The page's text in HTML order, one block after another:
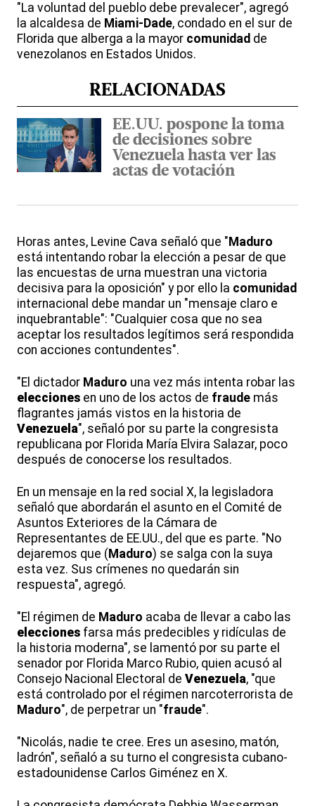
"La voluntad del pueblo debe prevalecer", agregó
la alcaldesa de Miami-Dade, condado en el sur de
Florida que alberga a la mayor comunidad de
venezolanos en Estados Unidos.
RELACIONADAS
EE.UU. pospone la toma
de decisiones sobre
Venezuela hasta ver las
actas de votación
Horas antes, Levine Cava señaló que " Maduro
está intentando robar la elección a pesar de que
las encuestas de urna muestran una victoria
decisiva para la oposición" y por ello la comunidad
internacional debe mandar un "mensaje claro e
inquebrantable": "Cualquier cosa que no sea
aceptar los resultados legítimos será respondida
con acciones contundentes".
"El dictador Maduro una vez más intenta robar las
elecciones en uno de los actos de fraude más
flagrantes jamás vistos en la historia de
Venezuela", señaló por su parte la congresista
republicana por Florida María Elvira Salazar, poco
después de conocerse los resultados.
En un mensaje en la red social X, la legisladora
señaló que abordarán el asunto en el Comité de
Asuntos Exteriores de la Cámara de
Representantes de EE.UU., del que es parte. "No
dejaremos que ( Maduro) se salga con la suya
esta vez. Sus crímenes no quedarán sin
respuesta", agregó.
"El régimen de Maduro acaba de llevar a cabo las
elecciones farsa más predecibles y ridículas de
la historia moderna", se lamentó por su parte el
senador por Florida Marco Rubio, quien acusó al
Consejo Nacional Electoral de Venezuela, "que
está controlado por el régimen narcoterrorista de
Maduro", de perpetrar un "fraude".
"Nicolás, nadie te cree. Eres un asesino, matón,
ladrón", señaló a su turno el congresista cubano-
estadounidense Carlos Giménez en X.